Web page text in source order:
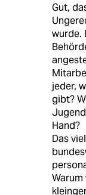
Gut,
wurde.
jeder,
gibt?
Hand?
Das